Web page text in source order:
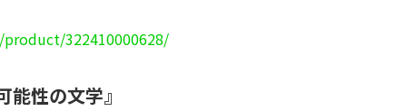
322410000628/
性の文学』